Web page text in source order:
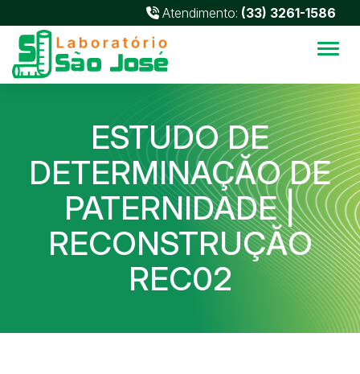
Atendimento: (33) 3261-1586
ESTUDO DE
DETERMINAÇĂO DE
PATERNIDADE |
RECONSTRUÇĂO
REC02